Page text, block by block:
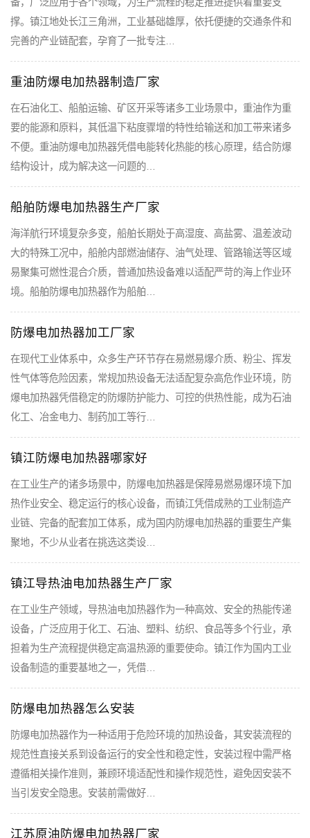
撑。镇江地处长江三角洲，工业基础雄厚，依托便捷的交通条件和
完善的产业链配套，孕育了一批专注…
重油防爆电加热器制造厂家
在石油化工、船舶运输、矿区开采等诸多工业场景中，重油作为重
要的能源和原料，其低温下粘度骤增的特性给输送和加工带来诸多
不便。重油防爆电加热器凭借电能转化热能的核心原理，结合防爆
结构设计，成为解决这一问题的…
船舶防爆电加热器生产厂家
海洋航行环境复杂多变，船舶长期处于高湿度、高盐雾、温差波动
大的特殊工况中，船舱内部燃油储存、油气处理、管路输送等区域
易聚集可燃性混合介质，普通加热设备难以适配严苛的海上作业环
境。船舶防爆电加热器作为船舶…
防爆电加热器加工厂家
在现代工业体系中，众多生产环节存在易燃易爆介质、粉尘、挥发
性气体等危险因素，常规加热设备无法适配复杂高危作业环境，防
爆电加热器凭借稳定的防爆防护能力、可控的供热性能，成为石油
化工、冶金电力、制药加工等行…
镇江防爆电加热器哪家好
在工业生产的诸多场景中，防爆电加热器是保障易燃易爆环境下加
热作业安全、稳定运行的核心设备，而镇江凭借成熟的工业制造产
业链、完备的配套加工体系，成为国内防爆电加热器的重要生产集
聚地，不少从业者在挑选这类设…
镇江导热油电加热器生产厂家
在工业生产领域，导热油电加热器作为一种高效、安全的热能传递
设备，广泛应用于化工、石油、塑料、纺织、食品等多个行业，承
担着为生产流程提供稳定高温热源的重要使命。镇江作为国内工业
设备制造的重要基地之一，凭借…
防爆电加热器怎么安装
防爆电加热器作为一种适用于危险环境的加热设备，其安装流程的
规范性直接关系到设备运行的安全性和稳定性，安装过程中需严格
遵循相关操作准则，兼顾环境适配性和操作规范性，避免因安装不
当引发安全隐患。安装前需做好…
江苏原油防爆电加热器厂家